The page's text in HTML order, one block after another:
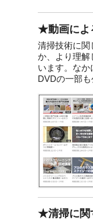
★動画によ
清掃技術に関
か、より理解
います。なか
DVDの一部も
★清掃に関